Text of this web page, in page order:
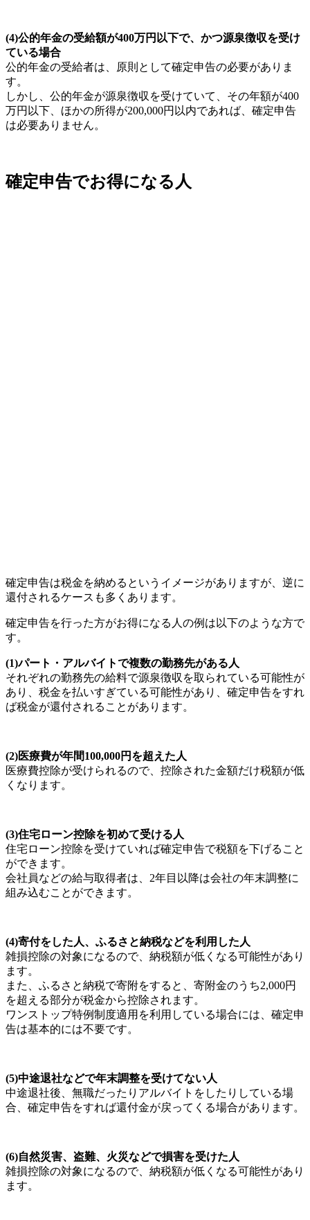
(4)公的年金の受給額が400万円以下で、かつ源泉徴収を受け
ている場合
公的年金の受給者は、原則として確定申告の必要がありま
す。
しかし、公的年金が源泉徴収を受けていて、その年額が400
万円以下、ほかの所得が200,000円以内であれば、確定申告
は必要ありません。
確定申告でお得になる人
確定申告は税金を納めるというイメージがありますが、逆に
還付されるケースも多くあります。
確定申告を行った方がお得になる人の例は以下のような方で
す。
(1)パート・アルバイトで複数の勤務先がある人
それぞれの勤務先の給料で源泉徴収を取られている可能性が
あり、税金を払いすぎている可能性があり、確定申告をすれ
ば税金が還付されることがあります。
(2)医療費が年間100,000円を超えた人
医療費控除が受けられるので、控除された金額だけ税額が低
くなります。
(3)住宅ローン控除を初めて受ける人
住宅ローン控除を受けていれば確定申告で税額を下げること
ができます。
会社員などの給与取得者は、2年目以降は会社の年末調整に
組み込むことができます。
(4)寄付をした人、ふるさと納税などを利用した人
雑損控除の対象になるので、納税額が低くなる可能性があり
ます。
また、ふるさと納税で寄附をすると、寄附金のうち2,000円
を超える部分が税金から控除されます。
ワンストップ特例制度適用を利用している場合には、確定申
告は基本的には不要です。
(5)中途退社などで年末調整を受けてない人
中途退社後、無職だったりアルバイトをしたりしている場
合、確定申告をすれば還付金が戻ってくる場合があります。
(6)自然災害、盗難、火災などで損害を受けた人
雑損控除の対象になるので、納税額が低くなる可能性があり
ます。